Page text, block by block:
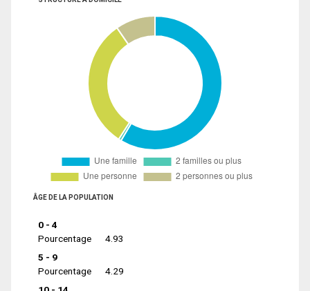
ÂGE DE LA POPULATION
0 - 4
Pourcentage
4.93
5 - 9
Pourcentage
4.29